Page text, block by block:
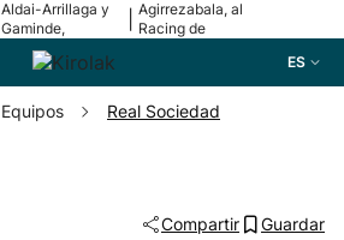
Aldai-Arrillaga y
Gaminde,
campeonas
Agirrezabala, al
Racing de
ES
Equipos Real Sociedad
Compartir Guardar